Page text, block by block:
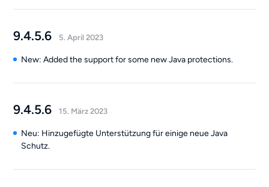
9.4.5.6 5. April 2023
New: Added the support for some new Java protections.
9.4.5.6 15. März 2023
Neu: Hinzugefügte Unterstützung für einige neue Java
Schutz.